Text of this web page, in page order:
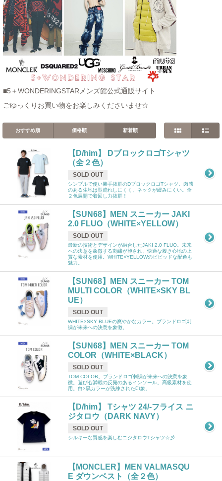
■5＋WONDERINGSTARメンズ館公式通販サイト
ごゆっくりお買い物をお楽しみくださいませ☆
おすすめ順 価格順 新着順
【D/him】 DブロックロゴTシャツ
（全２色）
SOLD OUT
シンプルで使い勝手抜群のDブロックロゴTシャツ。肉感
のある生地は型崩れしにくく、ネックが緩みにくい。全
２色展開で着回し力抜群！
【SUN68】MEN スニーカー JAKI
2.0 FLUO（WHITE×YELLOW）
SOLD OUT
最新の技術とデザインが融合したJAKI 2.0 FLUO。未来
への決意を象徴する刺繍が施され、快適な履き心地の上
質な素材を使用。WHITE×YELLOWのビビッドな配色も
魅力。
【SUN68】MEN スニーカー TOM
MULTI COLOR（WHITE×SKY BL
UE）
SOLD OUT
WHITE×SKY BLUEの爽やかなカラー。ブランドロゴ刺
繍が未来への決意を象徴。
【SUN68】MEN スニーカー TOM
COLOR（WHITE×BLACK）
SOLD OUT
TOM COLOR。ブランドロゴ刺繍が未来への決意を象
徴。遊び心満載の反発のあるインソール。高級素材を使
用。白×黒カラーが洗練された印象。
【D/him】 Tシャツ 24/-フライス ニ
ジタロウ（DARK NAVY）
SOLD OUT
シルキーな質感を楽しむニジタロウTシャツ☆彡
【MONCLER】MEN VALMASQU
E ダウンベスト（全２色）